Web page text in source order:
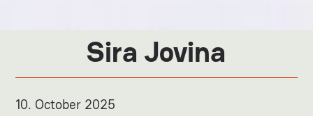
Sira Jovina
10. October 2025